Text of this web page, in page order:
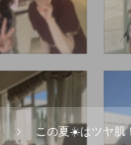
この夏☀️はツヤ肌